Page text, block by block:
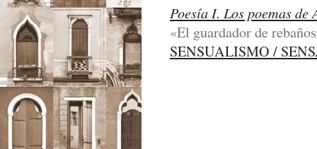
Poesía I. Los poemas
«El guardador de
SENSUALISMO /